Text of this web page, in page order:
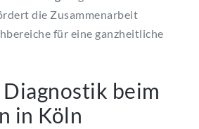
die Zusammenarbeit
für eine ganzheitliche
beim
in Köln